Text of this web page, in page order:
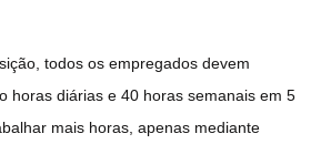
todos os empregados devem
horas diárias e 40 horas semanais em 5
mais horas, apenas mediante